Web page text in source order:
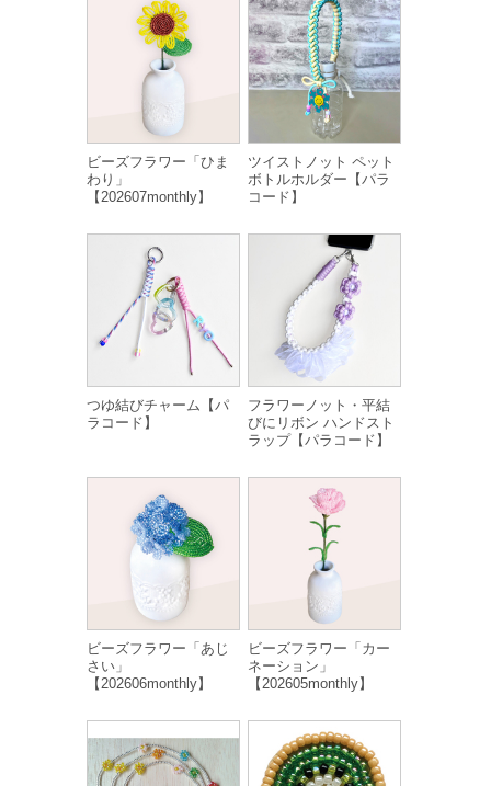
ビーズフラワー「ひま
わり」
【202607monthly】
ツイストノット ペット
ボトルホルダー【パラ
コード】
つゆ結びチャーム【パ
ラコード】
フラワーノット・平結
びにリボン ハンドスト
ラップ【パラコード】
ビーズフラワー「あじ
さい」
【202606monthly】
ビーズフラワー「カー
ネーション」
【202605monthly】